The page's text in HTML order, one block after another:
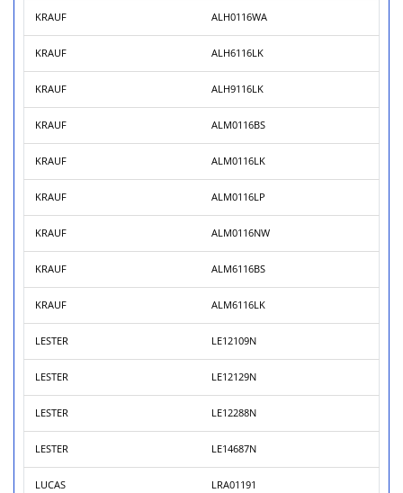
KRAUF ALH0116WA
KRAUF ALH6116LK
KRAUF ALH9116LK
KRAUF ALM0116BS
KRAUF ALM0116LK
KRAUF ALM0116LP
KRAUF ALM0116NW
KRAUF ALM6116BS
KRAUF ALM6116LK
LESTER LE12109N
LESTER LE12129N
LESTER LE12288N
LESTER LE14687N
LUCAS LRA01191